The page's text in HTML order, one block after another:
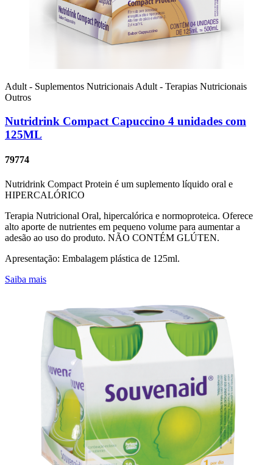
Adult - Suplementos Nutricionais Adult - Terapias Nutricionais
Outros
Nutridrink Compact Capuccino 4 unidades com
125ML
79774
Nutridrink Compact Protein é um suplemento líquido oral e
HIPERCALÓRICO
Terapia Nutricional Oral, hipercalórica e normoproteica. Oferece
alto aporte de nutrientes em pequeno volume para aumentar a
adesão ao uso do produto. NÃO CONTÉM GLÚTEN.
Apresentação: Embalagem plástica de 125ml.
Saiba mais